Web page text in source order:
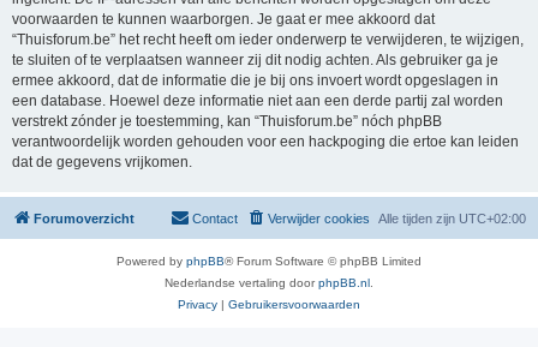
voorwaarden te kunnen waarborgen. Je gaat er mee akkoord dat
“Thuisforum.be” het recht heeft om ieder onderwerp te verwijderen, te wijzigen,
te sluiten of te verplaatsen wanneer zij dit nodig achten. Als gebruiker ga je
ermee akkoord, dat de informatie die je bij ons invoert wordt opgeslagen in
een database. Hoewel deze informatie niet aan een derde partij zal worden
verstrekt zónder je toestemming, kan “Thuisforum.be” nóch phpBB
verantwoordelijk worden gehouden voor een hackpoging die ertoe kan leiden
dat de gegevens vrijkomen.
Forumoverzicht Alle tijden zijn UTC+02:00
Verwijder cookies
Contact
Powered by phpBB® Forum Software © phpBB Limited
Nederlandse vertaling doorphpBB.nl
Privacy | Gebruikersvoorwaarden